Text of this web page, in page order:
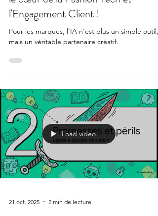
🚀 L'Intelligence Artificielle redéfinit
le cœur de la Fashion Tech et
l'Engagement Client !
mais un véritable partenaire créatif.